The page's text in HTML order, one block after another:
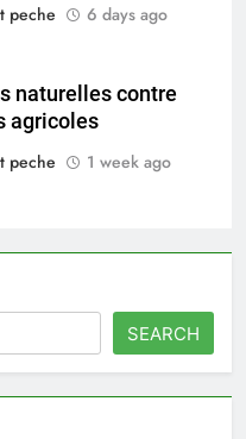
peche
6 days ago
naturelles contre
agricoles
peche
1 week ago
SEARCH